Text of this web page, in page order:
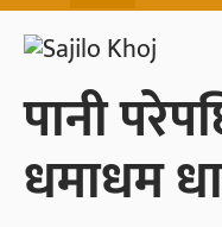
पानी
धमाधम